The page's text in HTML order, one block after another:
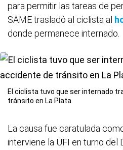
para permitir las tareas de
SAME trasladó al ciclista al
donde permanece internado.
El ciclista tuvo que ser internado
tránsito en La Plata.
La causa fue caratulada
interviene la UFI en turno del